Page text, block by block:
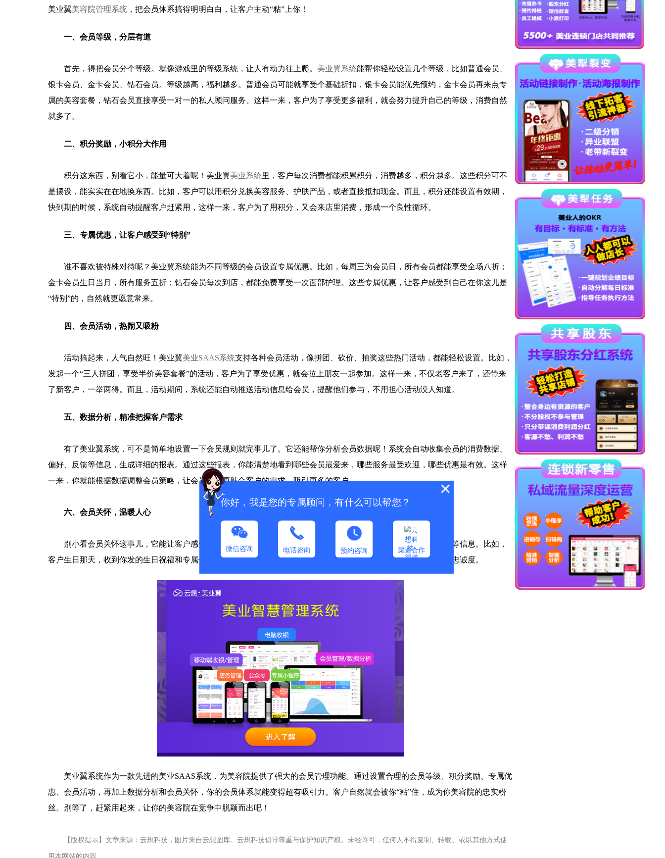
美业翼美容院管理系统，把会员体系搞得明明白白，让客户主动“粘”上你！
一、会员等级，分层有道
首先，得把会员分个等级。就像游戏里的等级系统，让人有动力往上爬。 美业翼系统能帮你轻松设置几个等级，比如普通会员、
银卡会员、金卡会员、钻石会员。等级越高，福利越多。普通会员可能就享受个基础折扣，银卡会员能优先预约，金卡会员再来点专
属的美容套餐，钻石会员直接享受一对一的私人顾问服务。这样一来，客户为了享受更多福利，就会努力提升自己的等级，消费自然
就多了。
二、积分奖励，小积分大作用
积分这东西，别看它小，能量可大着呢！美业翼美业系统里，客户每次消费都能积累积分，消费越多，积分越多。这些积分可不
是摆设，能实实在在地换东西。比如，客户可以用积分兑换美容服务、护肤产品，或者直接抵扣现金。而且，积分还能设置有效期，
快到期的时候，系统自动提醒客户赶紧用，这样一来，客户为了用积分，又会来店里消费，形成一个良性循环。
三、专属优惠，让客户感受到“特别”
谁不喜欢被特殊对待呢？美业翼系统能为不同等级的会员设置专属优惠。比如，每周三为会员日，所有会员都能享受全场八折；
金卡会员生日当月，所有服务五折；钻石会员每次到店，都能免费享受一次面部护理。这些专属优惠，让客户感受到自己在你这儿是
“特别”的，自然就更愿意常来。
四、会员活动，热闹又吸粉
活动搞起来，人气自然旺！美业翼美业SAAS系统支持各种会员活动，像拼团、砍价、抽奖这些热门活动，都能轻松设置。比如，
发起一个“三人拼团，享受半价美容套餐”的活动，客户为了享受优惠，就会拉上朋友一起参加。这样一来，不仅老客户来了，还带来
了新客户，一举两得。而且，活动期间，系统还能自动推送活动信息给会员，提醒他们参与，不用担心活动没人知道。
五、数据分析，精准把握客户需求
有了美业翼系统，可不是简单地设置一下会员规则就完事儿了。它还能帮你分析会员数据呢！系统会自动收集会员的消费数据、
偏好、反馈等信息，生成详细的报表。通过这些报表，你能清楚地看到哪些会员最爱来，哪些服务最受欢迎，哪些优惠最有效。这样
一来，你就能根据数据调整会员策略，让会员体系更贴合客户的需求，吸引更多的客户。
六、会员关怀，温暖人心
别小看会员关怀这事儿，它能让客户感受到你的用心。美业翼系统支持自动发送生日祝福、节日问候、消费提醒等信息。比如，
客户生日那天，收到你发的生日祝福和专属优惠券，心里肯定暖暖的。这种温暖的关怀，能大大提升客户的满意度和忠诚度。
美业翼系统作为一款先进的美业SAAS系统，为美容院提供了强大的会员管理功能。通过设置合理的会员等级、积分奖励、专属优
惠、会员活动，再加上数据分析和会员关怀，你的会员体系就能变得超有吸引力。客户自然就会被你“粘”住，成为你美容院的忠实粉
丝。别等了，赶紧用起来，让你的美容院在竞争中脱颖而出吧！
【版权提示】文章来源：云想科技，图片来自云想图库。云想科技倡导尊重与保护知识产权。未经许可，任何人不得复制、转载、或以其他方式使
用本网站的内容。
你好，我是您的专属顾问，有什么可以帮您？
微信咨询 电话咨询 预约咨询 渠道合作